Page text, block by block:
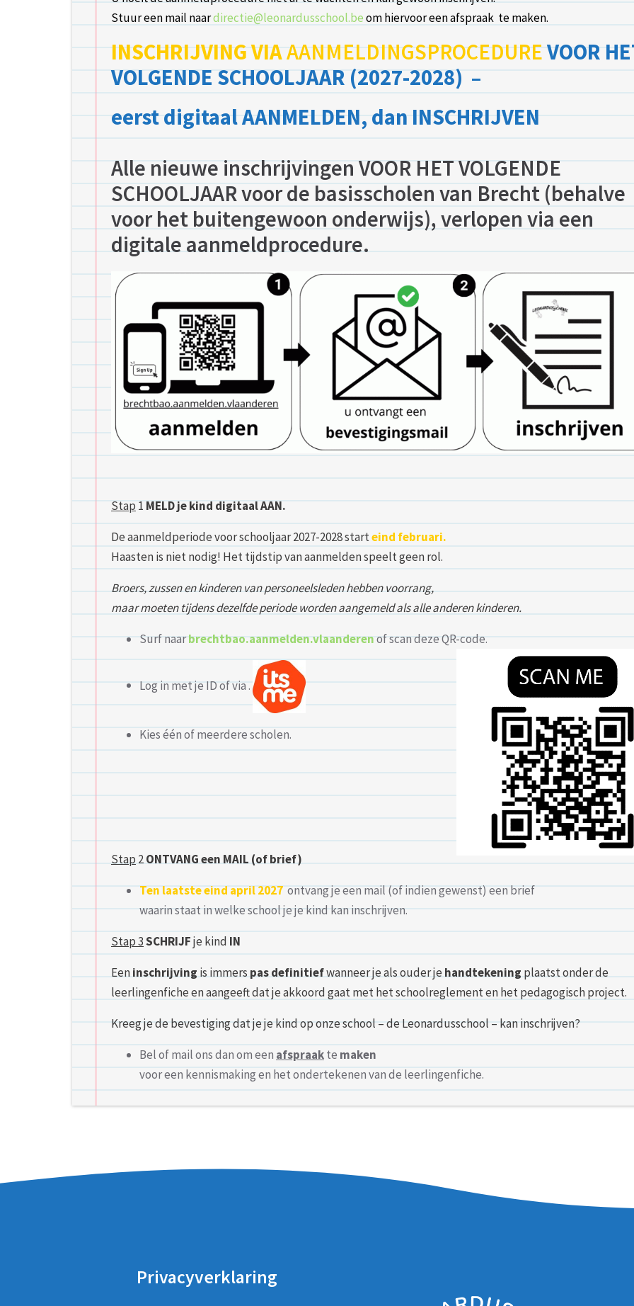
Stuur een mail naardirectie@leonardusschool.beom hiervoor een afspraak te maken.
INSCHRIJVING VIAAANMELDINGSPROCEDUREVOOR
VOLGENDE SCHOOLJAAR (2027-2028) –
eerst digitaal AANMELDEN, dan INSCHRIJVEN
Alle nieuwe inschrijvingen VOOR HET VOLGENDE
SCHOOLJAAR voor de basisscholen van Brecht (behalve
voor het buitengewoon onderwijs), verlopen via een
digitale aanmeldprocedure.
Stap 1 MELD je kind digitaal AAN.
De aanmeldperiode voor schooljaar 2027-2028 starteind februari.
Haasten is niet nodig! Het tijdstip van aanmelden speelt geen rol.
Broers, zussen en kinderen van personeelsleden hebben voorrang,
maar moeten tijdens dezelfde periode worden aangemeld als alle anderen kinderen.
Surf naarbrechtbao.aanmelden.vlaanderenof scan deze QR-code.
Log in met je ID of via .
Kies één of meerdere scholen.
Stap 2ONTVANG een MAIL (of brief)
Ten laatste eind april 2027 ontvang je een mail (of indien gewenst) een brief
waarin staat in welke school je je kind kan inschrijven.
Stap 3SCHRIJFje kind IN
Eeninschrijving is immers pas definitiefwanneer je als ouder je handtekening plaatst onder de
leerlingenfiche en aangeeft dat je akkoord gaat met het schoolreglement en het pedagogisch project.
Kreeg je de bevestiging dat je je kind op onze school – de Leonardusschool – kan inschrijven?
Bel of mail ons dan om een afspraakte maken
voor een kennismaking en het ondertekenen van de leerlingenfiche.
Privacyverklaring